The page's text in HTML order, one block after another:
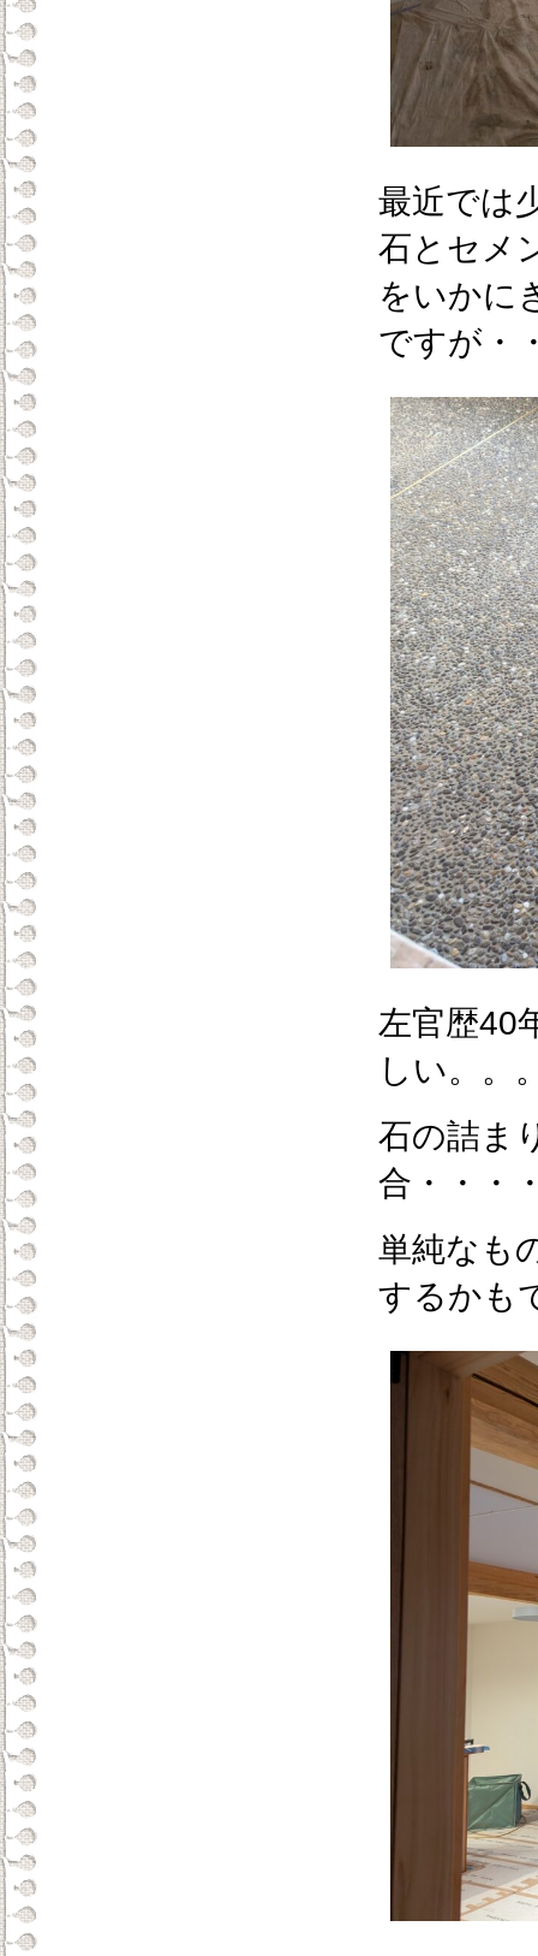
最近では
石とセメ
をいかに
ですが・
左官歴40
しい。。
石の詰ま
合・・・
単純なも
するかも